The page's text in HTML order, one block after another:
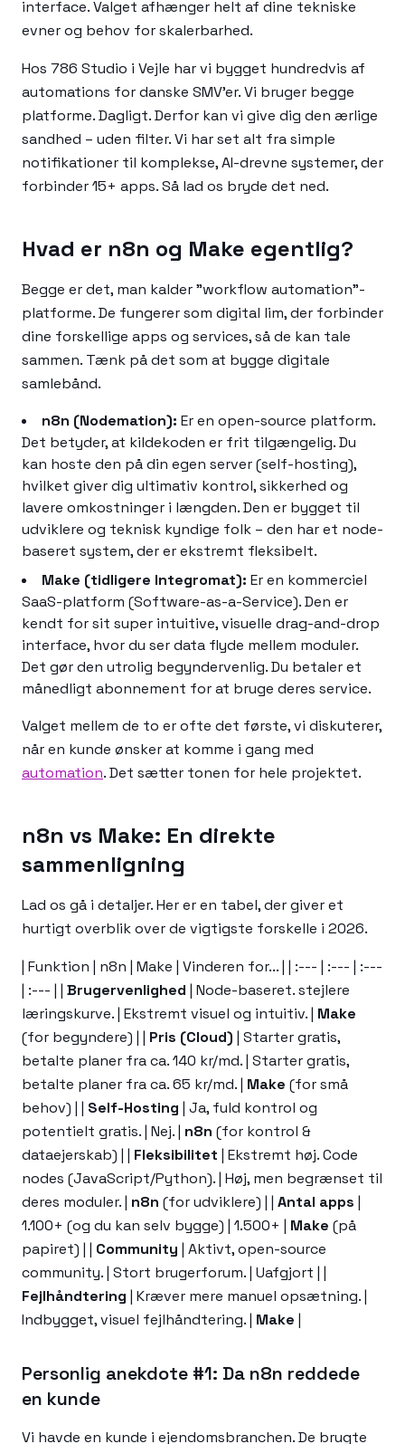
interface. Valget afhænger helt af dine tekniske
evner og behov for skalerbarhed.
Hos 786 Studio i Vejle har vi bygget hundredvis af
automations for danske SMV'er. Vi bruger begge
platforme. Dagligt. Derfor kan vi give dig den ærlige
sandhed – uden filter. Vi har set alt fra simple
notifikationer til komplekse, AI-drevne systemer, der
forbinder 15+ apps. Så lad os bryde det ned.
Hvad er n8n og Make egentlig?
Begge er det, man kalder "workflow automation"-
platforme. De fungerer som digital lim, der forbinder
dine forskellige apps og services, så de kan tale
sammen. Tænk på det som at bygge digitale
samlebånd.
n8n (Nodemation): Er en open-source platform.
Det betyder, at kildekoden er frit tilgængelig. Du
kan hoste den på din egen server (self-hosting),
hvilket giver dig ultimativ kontrol, sikkerhed og
lavere omkostninger i længden. Den er bygget til
udviklere og teknisk kyndige folk – den har et node-
baseret system, der er ekstremt fleksibelt.
Make (tidligere Integromat): Er en kommerciel
SaaS-platform (Software-as-a-Service). Den er
kendt for sit super intuitive, visuelle drag-and-drop
interface, hvor du ser data flyde mellem moduler.
Det gør den utrolig begyndervenlig. Du betaler et
månedligt abonnement for at bruge deres service.
Valget mellem de to er ofte det første, vi diskuterer,
når en kunde ønsker at komme i gang med
automation. Det sætter tonen for hele projektet.
n8n vs Make: En direkte
sammenligning
Lad os gå i detaljer. Her er en tabel, der giver et
hurtigt overblik over de vigtigste forskelle i 2026.
| Funktion | n8n | Make | Vinderen for... | | :--- | :--- | :---
| :--- | | Brugervenlighed | Node-baseret. stejlere
læringskurve. | Ekstremt visuel og intuitiv. | Make
(for begyndere) | | Pris (Cloud) | Starter gratis,
betalte planer fra ca. 140 kr/md. | Starter gratis,
betalte planer fra ca. 65 kr/md. | Make (for små
behov) | | Self-Hosting | Ja, fuld kontrol og
potentielt gratis. | Nej. | n8n (for kontrol &
dataejerskab) | | Fleksibilitet | Ekstremt høj. Code
nodes (JavaScript/Python). | Høj, men begrænset til
deres moduler. | n8n (for udviklere) | | Antal apps |
1.100+ (og du kan selv bygge) | 1.500+ | Make (på
papiret) | | Community | Aktivt, open-source
community. | Stort brugerforum. | Uafgjort | |
Fejlhåndtering | Kræver mere manuel opsætning. |
Indbygget, visuel fejlhåndtering. | Make |
Personlig anekdote #1: Da n8n reddede
en kunde
Vi havde en kunde i ejendomsbranchen. De brugte